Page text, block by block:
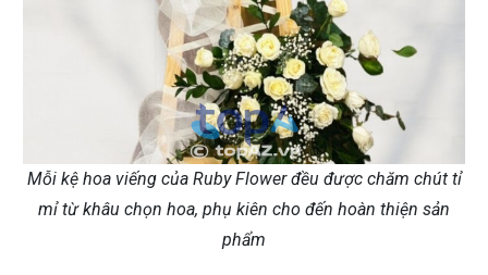
Mỗi kệ hoa viếng của Ruby Flower đều được chăm chút tỉ
mỉ từ khâu chọn hoa, phụ kiên cho đến hoàn thiện sản
phẩm